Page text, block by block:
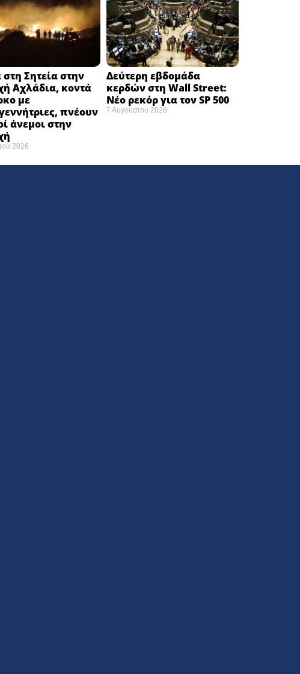
Σητεία στην
Αχλάδια, κοντά
με
πνέουν
άνεμοι στην
2026
Δεύτερη εβδομάδα
κερδών στη Wall Street:
Νέο ρεκόρ για τον SP 500
7 Αυγούστου 2026